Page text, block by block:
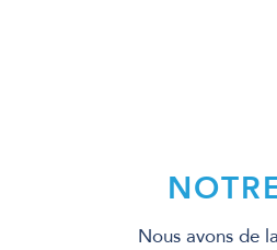
Nous avons de